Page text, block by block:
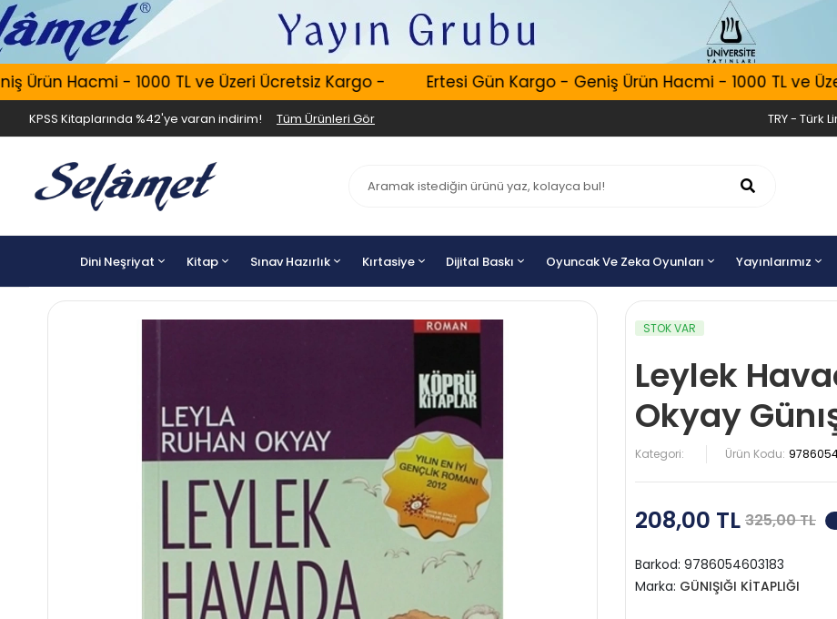
Hacmi - 1000 TL ve Üzeri Ücretsiz Kargo - Ertesi Gün Kargo - Geniş Ürün Hacmi - 1000 TL ve
KPSS Kitaplarında %42'ye varan indirim! Tüm Ürünleri Gör TRY - Türk
Dini Neşriyat Kitap Sınav Hazırlık Kırtasiye Dijital Baskı Oyuncak Ve Zeka Oyunları Yayınlarımız
STOK VAR
Leylek
Okyay
Kategori: Ürün Kodu:
208,00 TL 325,00 TL
Barkod: 9786054603183
Marka: GÜNIŞIĞI KİTAPLIĞI